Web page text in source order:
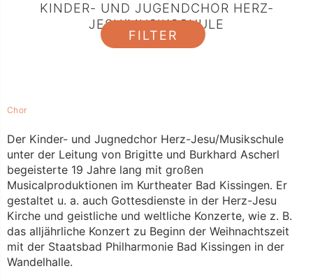
Chor
KINDER- UND JUGENDCHOR HERZ-
JESU/MUSIKSCHULE
Der Kinder- und Jugnedchor Herz-Jesu/Musikschule
unter der Leitung von Brigitte und Burkhard Ascherl
begeisterte 19 Jahre lang mit großen
Musicalproduktionen im Kurtheater Bad Kissingen. Er
gestaltet u. a. auch Gottesdienste in der Herz-Jesu
Kirche und geistliche und weltliche Konzerte, wie z. B.
das alljährliche Konzert zu Beginn der Weihnachtszeit
mit der Staatsbad Philharmonie Bad Kissingen in der
Wandelhalle.